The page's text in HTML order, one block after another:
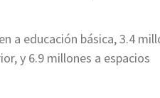
a educación básica, 3.4
y 6.9 millones a espacios